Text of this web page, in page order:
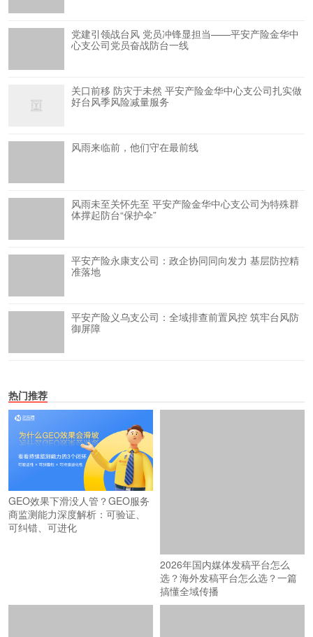
党建引领战台风 党员冲锋显担当——平安产险金华中
心支公司党员奋战防台一线
关口前移 防灾于未然 平安产险金华中心支公司扎实做
好台风季风险减量服务
风雨来临前，他们守在最前线
风雨未至关怀先至 平安产险金华中心支公司为特殊群
体撑起防台“保护伞”
平安产险永康支公司：政企协同同向发力 基层防控精
准落地
平安产险义乌支公司：全域排查前置风控 筑牢台风防
御屏障
热门推荐
GEO效果下滑没人管？GEO服务
商监测能力深度解析：可验证、
可纠错、可进化